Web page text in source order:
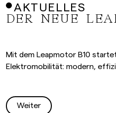
AKTUELLES
DER NEUE
Mit dem Leapmotor B10
Elektromobilität: modern,
Weiter